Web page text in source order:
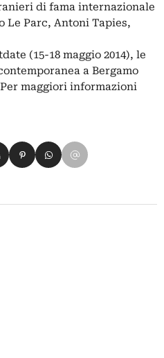
di fama internazionale
Le Parc, Antoni Tapies,
(15-18 maggio 2014), le
a Bergamo
maggiori informazioni
su Xsu LinkedIn
Condividi su Pinterest
Condividi su WhatsApp
Condividi su Email